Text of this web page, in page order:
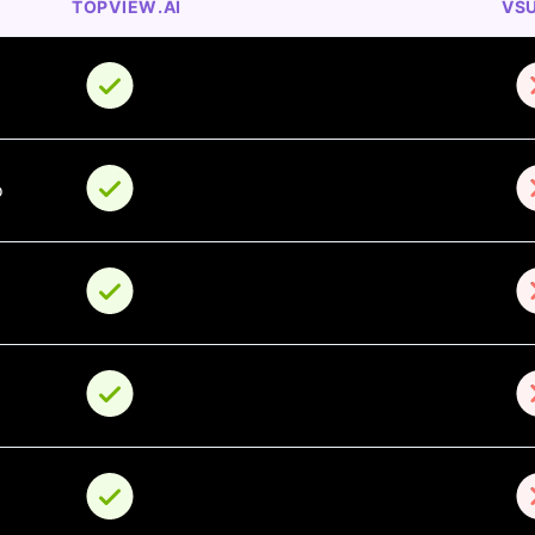
TOPVIEW.AI